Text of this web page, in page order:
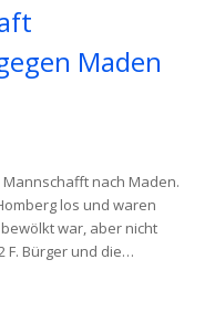
Maden
nach Maden.
los und waren
war, aber nicht
F. Bürger und die…